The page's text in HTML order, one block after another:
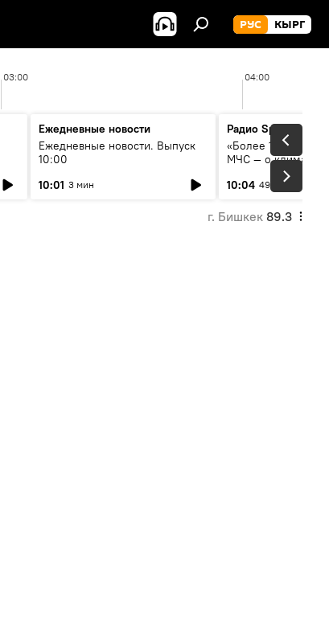
РУС КЫРГ
03:00 04:00
Ежедневные новости
Ежедневные новости. Выпуск
10:00
10:01 3 мин
Радио Sputnik
«Более 1200 сёл в
МЧС — о климате,
системе
населения
10:04 49 мин
г. Бишкек 89.3